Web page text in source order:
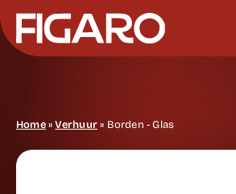
Home»Verhuur» Borden - Glas